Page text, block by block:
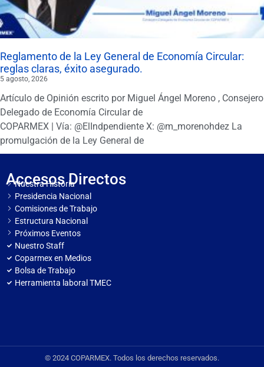
Reglamento de la Ley General de Economía Circular:
reglas claras, éxito asegurado.
5 agosto, 2026
Artículo de Opinión escrito por Miguel Ángel Moreno , Consejero
Delegado de Economía Circular de
COPARMEX | Vía: @ElIndpendiente X: @m_morenohdez La
promulgación de la Ley General de
Accesos Directos
Nuestra Historia
Presidencia Nacional
Comisiones de Trabajo
Estructura Nacional
Próximos Eventos
Nuestro Staff
Coparmex en Medios
Bolsa de Trabajo
Herramienta laboral TMEC
© 2024 COPARMEX. Todos los derechos reservados.